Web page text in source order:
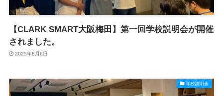
【CLARK SMART大阪梅田】第一回学校説明会が開催
されました。
2025年8月6日
学校説明会